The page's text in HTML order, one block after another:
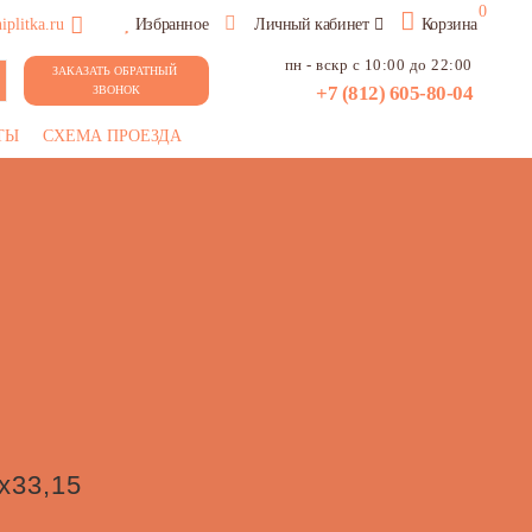
Избранное Личный кабинет Корзина
0
ЗАКАЗАТЬ ОБРАТНЫЙ
ЗВОНОК
пн - вскр с 10:00 до 22:00
+7 (812) 605-80-04
СХЕМА ПРОЕЗДА